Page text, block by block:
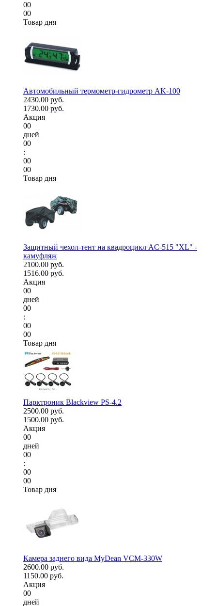
00
00
Товар дня
Автомобильный термометр-гидрометр AK-100
2430.00 руб.
1730.00 руб.
Акция
00
дней
00
:
00
00
Товар дня
Защитный чехол-тент на квадроцикл AC-515 "XL" -
камуфляж
2100.00 руб.
1516.00 руб.
Акция
00
дней
00
:
00
00
Товар дня
Парктроник Blackview PS-4.2
2500.00 руб.
1500.00 руб.
Акция
00
дней
00
:
00
00
Товар дня
Камера заднего вида MyDean VCM-330W
2600.00 руб.
1150.00 руб.
Акция
00
дней